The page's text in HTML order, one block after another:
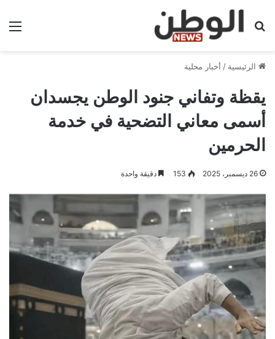
بحث عن
الرئيسية / أخبار محلية
يقظة وتفاني جنود الوطن يجسدان
أسمى معاني التضحية في خدمة
الحرمين
26 ديسمبر، 2025 153 دقيقة واحدة